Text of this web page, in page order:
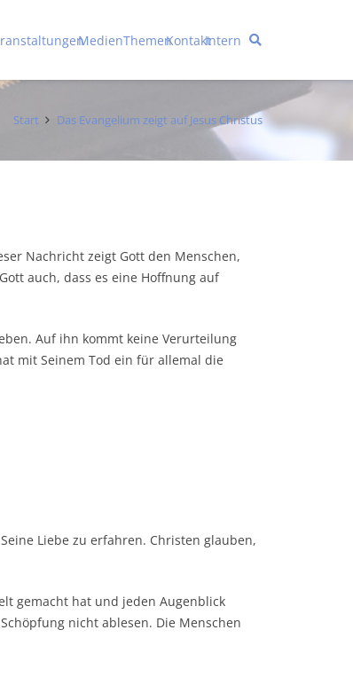
MedienThemenKontaktIntern
Start Das Evangelium zeigt auf Jesus Christus
Nachricht zeigt Gott den Menschen,
auch, dass es eine Hoffnung auf
Auf ihn kommt keine Verurteilung
mit Seinem Tod ein für allemal die
Liebe zu erfahren. Christen glauben,
gemacht hat und jeden Augenblick
nicht ablesen. Die Menschen